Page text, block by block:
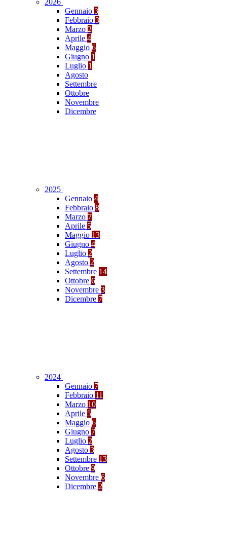
2026
Gennaio 3
Febbraio 3
Marzo 2
Aprile 4
Maggio 6
Giugno 1
Luglio 1
Agosto
Settembre
Ottobre
Novembre
Dicembre
2025
Gennaio 4
Febbraio 8
Marzo 7
Aprile 5
Maggio 13
Giugno 4
Luglio 2
Agosto 2
Settembre 14
Ottobre 6
Novembre 3
Dicembre 7
2024
Gennaio 7
Febbraio 11
Marzo 10
Aprile 5
Maggio 6
Giugno 7
Luglio 2
Agosto 3
Settembre 13
Ottobre 9
Novembre 6
Dicembre 2